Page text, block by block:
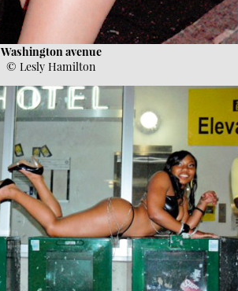
Washington avenue
© Lesly Hamilton